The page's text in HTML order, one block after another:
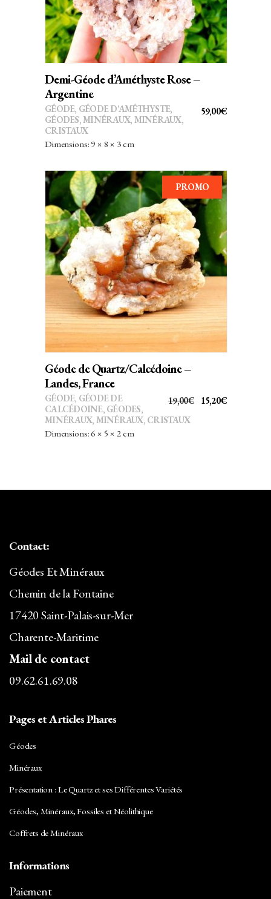
Demi-Géode d’Améthyste Rose –
Argentine
59,00€
GÉODE, GÉODE D'AMÉTHYSTE,
GÉODES,MINÉRAUX, MINÉRAUX,
CRISTAUX
Dimensions: 9 × 8 × 3 cm
PROMO
AJOUTER AU PANIER
Géode de Quartz/Calcédoine –
Landes, France
19,00€
LE
15,20€LE
GÉODE, GÉODE DE
CALCÉDOINE, GÉODES,
MINÉRAUX, MINÉRAUX, CRISTAUX
Dimensions: 6 × 5 × 2 cm
Contact:
Géodes Et Minéraux
Chemin de la Fontaine
17420 Saint-Palais-sur-Mer
Charente-Maritime
Mail de contact
09.62.61.69.08
Pages et Articles Phares
Géodes
Minéraux
Présentation : Le Quartz et ses Différentes Variétés
Géodes, Minéraux, Fossiles et Néolithique
Coffrets de Minéraux
Informations
Paiement